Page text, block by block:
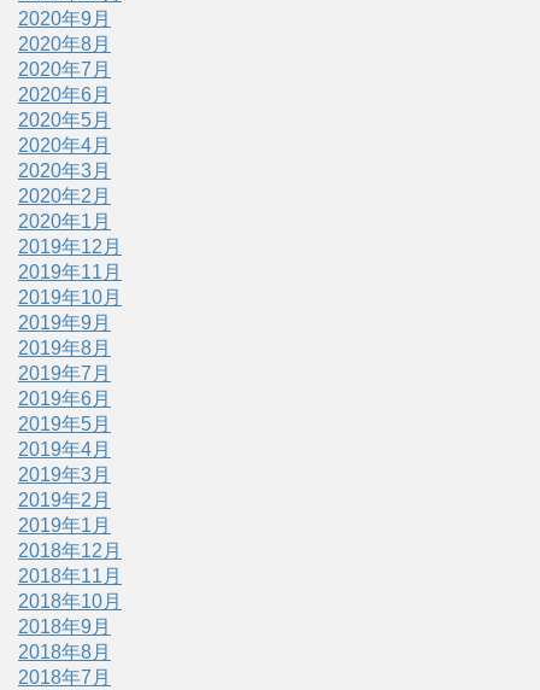
2020年9月
2020年8月
2020年7月
2020年6月
2020年5月
2020年4月
2020年3月
2020年2月
2020年1月
2019年12月
2019年11月
2019年10月
2019年9月
2019年8月
2019年7月
2019年6月
2019年5月
2019年4月
2019年3月
2019年2月
2019年1月
2018年12月
2018年11月
2018年10月
2018年9月
2018年8月
2018年7月